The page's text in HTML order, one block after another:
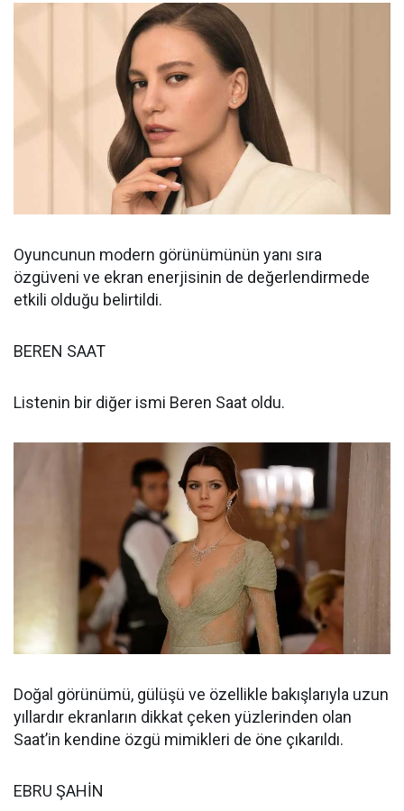
Oyuncunun modern görünümünün yanı sıra
özgüveni ve ekran enerjisinin de değerlendirmede
etkili olduğu belirtildi.
BEREN SAAT
Listenin bir diğer ismi Beren Saat oldu.
Doğal görünümü, gülüşü ve özellikle bakışlarıyla uzun
yıllardır ekranların dikkat çeken yüzlerinden olan
Saat’in kendine özgü mimikleri de öne çıkarıldı.
EBRU ŞAHİN